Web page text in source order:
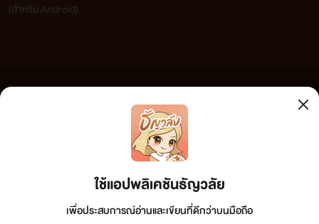
ใช้แอปพลิเคชันธัญวลัย
เพื่อประสบการณ์อ่านและเขียนที่ดีกว่าบนมือถือ
(สำหรับ Android)
เว็บไซต์แห่งนี้ไม่ได้เห็นด้วยและไม่ขอรับผิดชอบต่อข้อความใดๆ ทั้งสิ้น ดังนั้นผู้อ่านทุกท่านโปรดใช้
วิจารณญาณในการกลั่นกรองด้วยตนเอง และหากท่านพบข้อความใดๆ ที่ขัดต่อกฎหมายและศีลธรรม
กรุณาแจ้งมาที่ tunwalai@ookbee.com เพื่อทีมงานจะได้ดำเนินการในทันที ทั้งนี้ ทางเว็บไซต์ขอสงวน
ลิขสิทธิ์ตามพระราชบัญญัติลิขสิทธิ์ (ฉบับเพิ่มเติม) พ.ศ.2558